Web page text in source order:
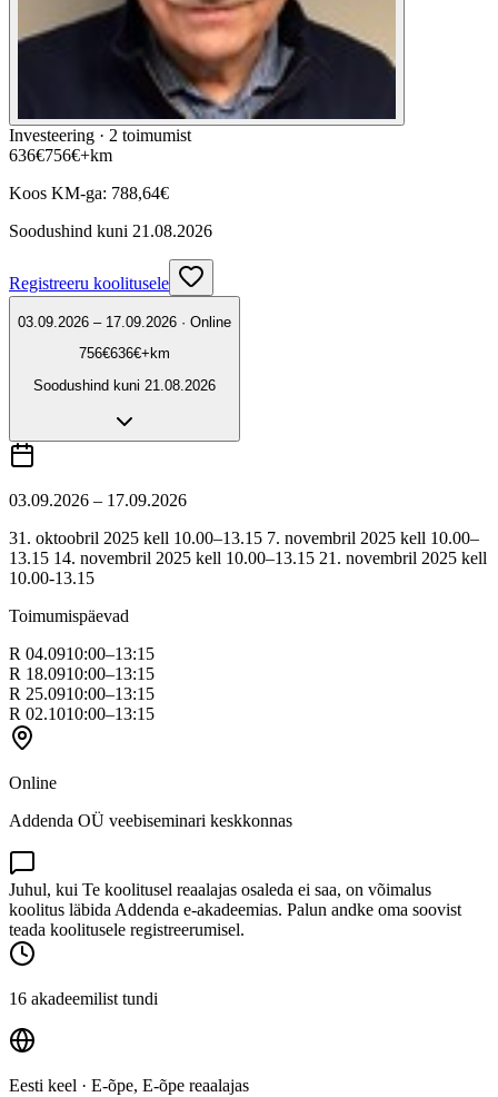
Investeering · 2 toimumist
636€756€+km
Koos KM-ga: 788,64€
Soodushind kuni 21.08.2026
Registreeru koolitusele
03.09.2026 – 17.09.2026 · Online
756€636€+km
Soodushind kuni 21.08.2026
03.09.2026 – 17.09.2026
31. oktoobril 2025 kell 10.00–13.15 7. novembril 2025 kell 10.00–
13.15 14. novembril 2025 kell 10.00–13.15 21. novembril 2025 kell
10.00-13.15
Toimumispäevad
R 04.0910:00–13:15
R 18.0910:00–13:15
R 25.0910:00–13:15
R 02.1010:00–13:15
Online
Addenda OÜ veebiseminari keskkonnas
Juhul, kui Te koolitusel reaalajas osaleda ei saa, on võimalus
koolitus läbida Addenda e-akadeemias. Palun andke oma soovist
teada koolitusele registreerumisel.
16 akadeemilist tundi
Eesti keel · E-õpe, E-õpe reaalajas